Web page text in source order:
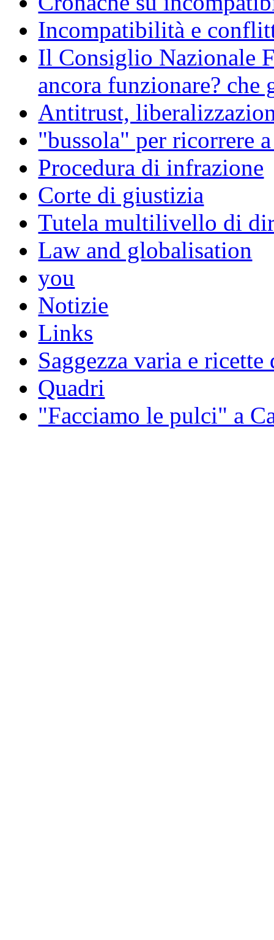
Incompatibilità e
Il Consiglio Nazionale
ancora funzionare? che
Antitrust,
"bussola" per ricorrere
Procedura di infrazione
Corte di giustizia
Tutela multilivello di
Law and globalisation
you
Notizie
Links
Saggezza varia e
Quadri
"Facciamo le pulci" a